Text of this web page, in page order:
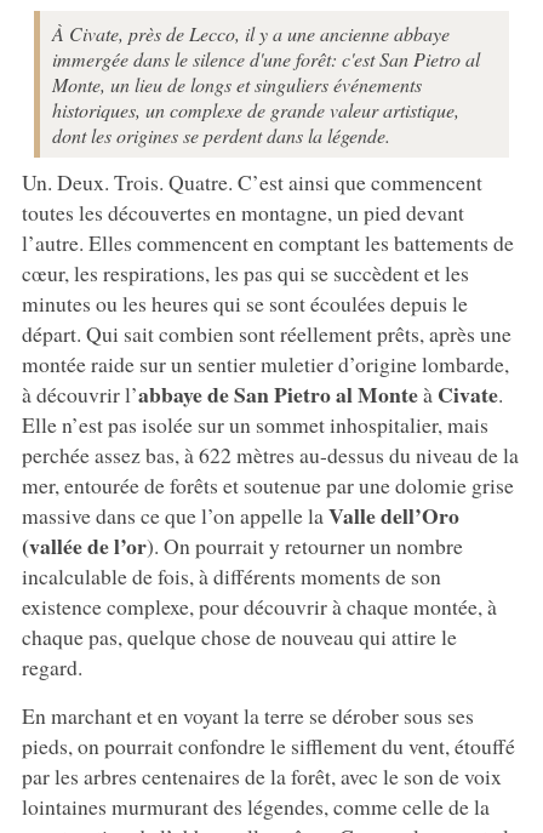
À Civate, près de Lecco, il y a une ancienne abbaye
immergée dans le silence d'une forêt: c'est San Pietro al
Monte, un lieu de longs et singuliers événements
historiques, un complexe de grande valeur artistique,
dont les origines se perdent dans la légende.
Un. Deux. Trois. Quatre. C’est ainsi que commencent
toutes les découvertes en montagne, un pied devant
l’autre. Elles commencent en comptant les battements de
cœur, les respirations, les pas qui se succèdent et les
minutes ou les heures qui se sont écoulées depuis le
départ. Qui sait combien sont réellement prêts, après une
montée raide sur un sentier muletier d’origine lombarde,
à découvrir l’abbaye de San Pietro al Monteà Civate.
Elle n’est pas isolée sur un sommet inhospitalier, mais
perchée assez bas, à 622 mètres au-dessus du niveau de la
mer, entourée de forêts et soutenue par une dolomie grise
massive dans ce que l’on appelle la Valle dell’Oro
(vallée de l’or). On pourrait y retourner un nombre
incalculable de fois, à différents moments de son
existence complexe, pour découvrir à chaque montée, à
chaque pas, quelque chose de nouveau qui attire le
regard.
En marchant et en voyant la terre se dérober sous ses
pieds, on pourrait confondre le sifflement du vent, étouffé
par les arbres centenaires de la forêt, avec le son de voix
lointaines murmurant des légendes, comme celle de la